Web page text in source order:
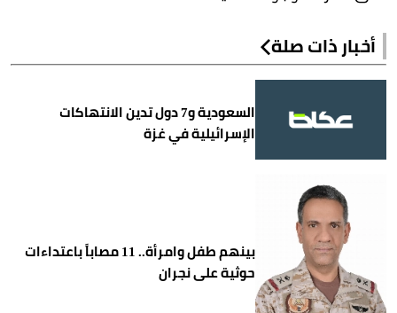
أخبار ذات صلة
السعودية و7 دول تدين الانتهاكات
الإسرائيلية في غزة
بينهم طفل وامرأة.. 11 مصاباً باعتداءات
حوثية على نجران